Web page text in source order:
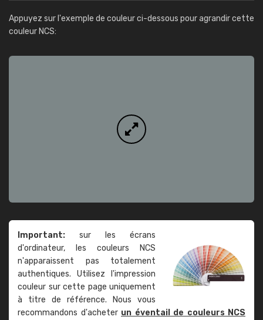
Appuyez sur l'exemple de couleur ci-dessous pour agrandir cette
couleur NCS:
Important: sur les écrans
d'ordinateur, les couleurs NCS
n'apparaissent pas totalement
authentiques. Utilisez l'impression
couleur sur cette page uniquement
à titre de référence. Nous vous
recommandons d'acheter un éventail de couleurs NCS